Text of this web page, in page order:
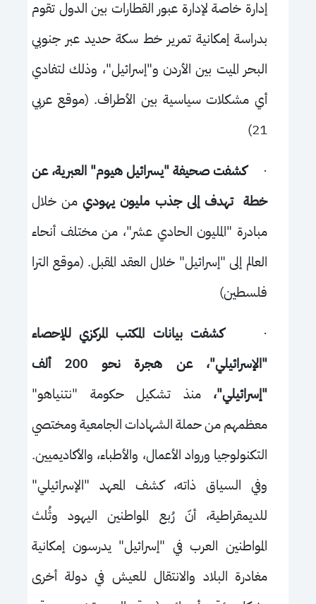
إدارة خاصة لإدارة عبور القطارات بين الدول تقوم
بدراسة إمكانية تمرير خط سكة حديد عبر جنوبي
البحر الميت بين الأردن و"إسرائيل"، وذلك لتفادي
أي مشكلات سياسية بين الأطراف. (موقع عربي
21)
·كشفت صحيفة "يسرائيل هيوم" العبرية، عن
خطة تهدف إلى جذب مليون يهودي من خلال
مبادرة "المليون الحادي عشر"، من مختلف أنحاء
العالم إلى "إسرائيل" خلال العقد المقبل. (موقع الترا
فلسطين)
·كشفت بيانات المكتب المركزي للإحصاء
"الإسرائيلي"، عن هجرة نحو 200 ألف
"إسرائيلي"، منذ تشكيل حكومة "نتنياهو"
معظمهم من حملة الشهادات الجامعية ومختصي
التكنولوجيا ورواد الأعمال، والأطباء، والأكاديميين.
وفي السياق ذاته، كشف المعهد "الإسرائيلي"
للديمقراطية، أنّ رُبع المواطنين اليهود وثُلث
المواطنين العرب في "إسرائيل" يدرسون إمكانية
مغادرة البلاد والانتقال للعيش في دولة أخرى